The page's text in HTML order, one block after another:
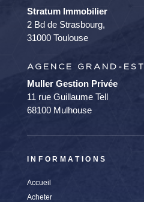
Stratum Immobilier
2 Bd de Strasbourg,
31000 Toulouse
AGENCE GRAND-EST
Muller Gestion Privée
11 rue Guillaume Tell
68100 Mulhouse
INFORMATIONS
Accueil
Acheter